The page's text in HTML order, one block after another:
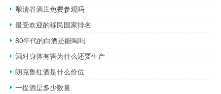
酿清谷酒庄免费参观吗
最受欢迎的移民国家排名
80年代的白酒还能喝吗
酒对身体有害为什么还要生产
朗克鲁红酒是什么价位
一提酒是多少数量